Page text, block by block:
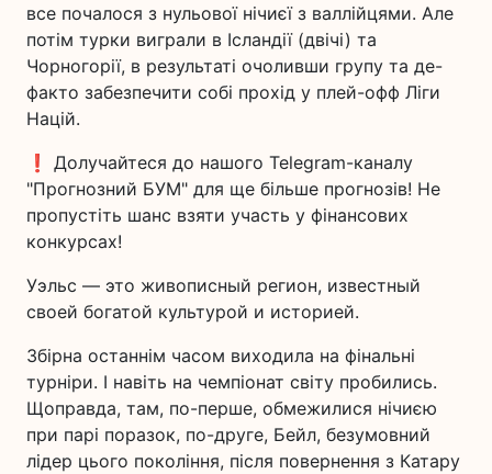
все почалося з нульової нічиєї з валлійцями. Але
потім турки виграли в Ісландії (двічі) та
Чорногорії, в результаті очоливши групу та де-
факто забезпечити собі прохід у плей-офф Ліги
Націй.
❗️ Долучайтеся до нашого Telegram-каналу
"Прогнозний БУМ" для ще більше прогнозів! Не
пропустіть шанс взяти участь у фінансових
конкурсах!
Уэльс — это живописный регион, известный
своей богатой культурой и историей.
Збірна останнім часом виходила на фінальні
турніри. І навіть на чемпіонат світу пробились.
Щоправда, там, по-перше, обмежилися нічиєю
при парі поразок, по-друге, Бейл, безумовний
лідер цього покоління, після повернення з Катару